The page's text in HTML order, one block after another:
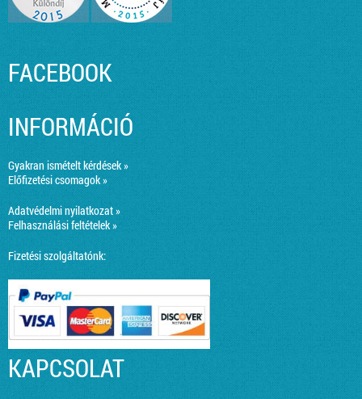
FACEBOOK
INFORMÁCIÓ
Gyakran ismételt kérdések »
Előfizetési csomagok »
Adatvédelmi nyilatkozat »
Felhasználási feltételek »
Fizetési szolgáltatónk:
KAPCSOLAT